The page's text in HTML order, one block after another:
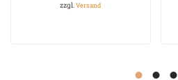
zzgl.Versand